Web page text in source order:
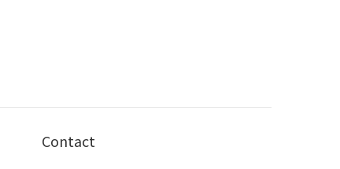
Contact